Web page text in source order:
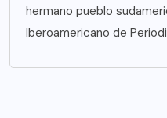
hermano pueblo
Iberoamericano de